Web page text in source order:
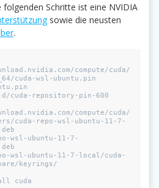
Schritte ist eine NVIDIA
sowie die neusten
.
compute/cuda/
cuda-wsl-ubuntu.pin
cuda-repository-pin-600
compute/cuda/
cuda-repo-wsl-ubuntu-11-7-
wsl-ubuntu-11-7-
wsl-ubuntu-11-7-local/cuda-
keyrings/
cuda